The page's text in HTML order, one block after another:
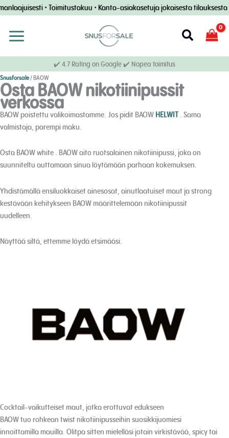
Siirry
sisältöön
• Toimitustakuu • Kanta-asiakasetuja jokaisesta
Etsi
✔️ 4.7 Rating on Google ✔️ Nopea toimitus
Snusforsale/BAOW
Osta BAOW nikotiinipussit
verkossa
BAOW poistettu valikoimastamme. Jos pidit BAOW HELWIT. Sama
valmistaja, parempi maku.
Osta BAOW white . BAOW aito ruotsalainen nikotiinipussi, joka on
suunniteltu auttamaan sinua löytämään parhaan kokemuksen.
Yhdistämällä ensiluokkaiset ainesosat, ainutlaatuiset maut ja strong
kestävään kehitykseen BAOW määrittelemään nikotiinipussit
uudelleen.
Näyttää siltä, ettemme löydä etsimääsi.
Cocktail-vaikutteiset maut, jotka erottuvat edukseen
BAOW tuo rohkean twist nikotiinipusseihin suosikkijuomiesi
innoittamilla mauilla. Olitpa sitten mielelläsi jotain virkistävää, spicy tai